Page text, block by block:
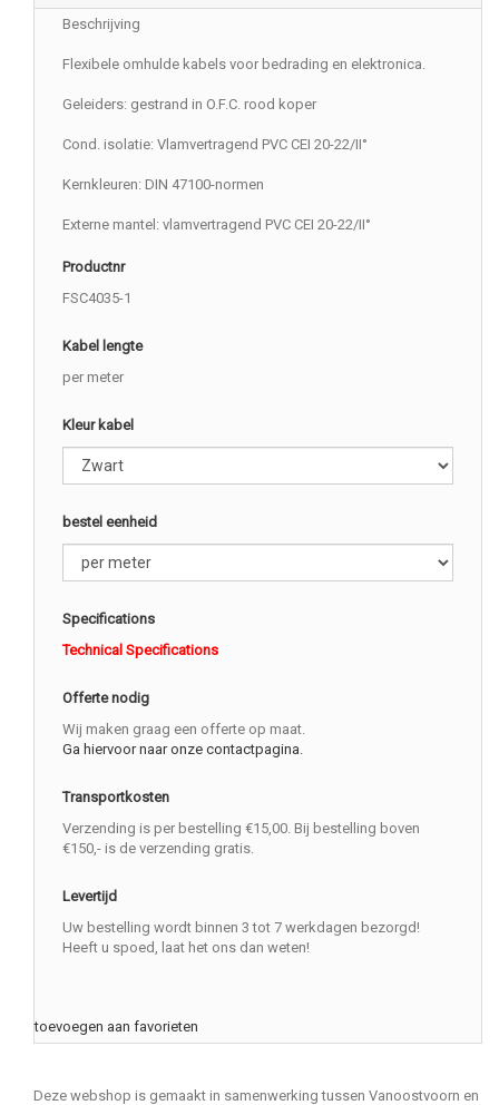
Beschrijving
Flexibele omhulde kabels voor bedrading en elektronica.
Geleiders: gestrand in O.F.C. rood koper
Cond. isolatie: Vlamvertragend PVC CEI 20-22/II°
Kernkleuren: DIN 47100-normen
Externe mantel: vlamvertragend PVC CEI 20-22/II°
Productnr
FSC4035-1
Kabel lengte
per meter
Kleur kabel
bestel eenheid
Specifications
Technical Specifications
Offerte nodig
Wij maken graag een offerte op maat.
Ga hiervoor naar onze contactpagina.
Transportkosten
Verzending is per bestelling €15,00. Bij bestelling boven
€150,- is de verzending gratis.
Levertijd
Uw bestelling wordt binnen 3 tot 7 werkdagen bezorgd!
Heeft u spoed, laat het ons dan weten!
toevoegen aan favorieten
Deze webshop is gemaakt in samenwerking tussen Vanoostvoorn en